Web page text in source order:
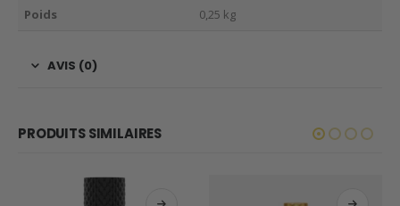
Poids 0,25 kg
AVIS (0)
PRODUITS SIMILAIRES